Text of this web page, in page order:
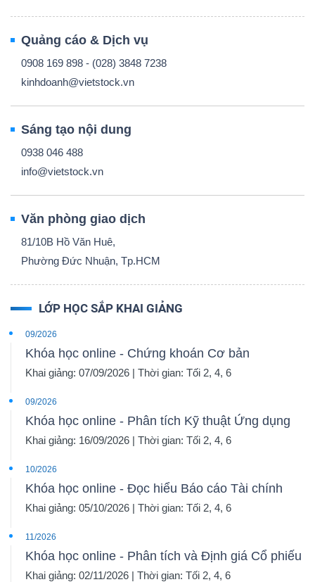
Quảng cáo & Dịch vụ
0908 169 898 - (028) 3848 7238
kinhdoanh@vietstock.vn
Sáng tạo nội dung
0938 046 488
info@vietstock.vn
Văn phòng giao dịch
81/10B Hồ Văn Huê,
Phường Đức Nhuận, Tp.HCM
LỚP HỌC SẮP KHAI GIẢNG
09/2026
Khóa học online - Chứng khoán Cơ bản
Khai giảng: 07/09/2026 | Thời gian: Tối 2, 4, 6
09/2026
Khóa học online - Phân tích Kỹ thuật Ứng dụng
Khai giảng: 16/09/2026 | Thời gian: Tối 2, 4, 6
10/2026
Khóa học online - Đọc hiểu Báo cáo Tài chính
Khai giảng: 05/10/2026 | Thời gian: Tối 2, 4, 6
11/2026
Khóa học online - Phân tích và Định giá Cổ phiếu
Khai giảng: 02/11/2026 | Thời gian: Tối 2, 4, 6